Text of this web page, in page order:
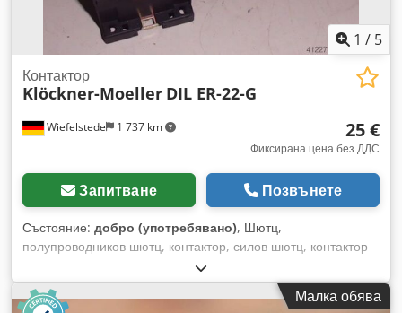
1 / 5
Wiefelstede 1 737 km
Контактор
Klöckner-Moeller DIL ER-22-G
25 €
Фиксирана цена без ДДС
Запитване Позвънете
Състояние: добро (употребявано), Шютц,
полупроводников шютц, контактор, силов шютц, контактор
за кондензатори - Тип: DIL ER-22-G - Цена: на бройка -
Наличност: 3 броя Djdjb A Nqcspfx Ah Eskr - Тегло: 0,2 кг/
бройка
Малка обява